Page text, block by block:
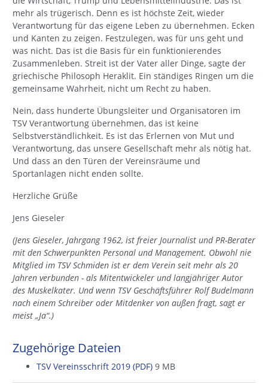
mehr als trügerisch. Denn es ist höchste Zeit, wieder
Verantwortung für das eigene Leben zu übernehmen. Ecken
und Kanten zu zeigen. Festzulegen, was für uns geht und
was nicht. Das ist die Basis für ein funktionierendes
Zusammenleben. Streit ist der Vater aller Dinge, sagte der
griechische Philosoph Heraklit. Ein ständiges Ringen um die
gemeinsame Wahrheit, nicht um Recht zu haben.
Nein, dass hunderte Übungsleiter und Organisatoren im
TSV Verantwortung übernehmen, das ist keine
Selbstverständlichkeit. Es ist das Erlernen von Mut und
Verantwortung, das unsere Gesellschaft mehr als nötig hat.
Und dass an den Türen der Vereinsräume und
Sportanlagen nicht enden sollte.
Herzliche Grüße
Jens Gieseler
(Jens Gieseler, Jahrgang 1962, ist freier Journalist und PR-Berater
mit den Schwerpunkten Personal und Management. Obwohl nie
Mitglied im TSV Schmiden ist er dem Verein seit mehr als 20
Jahren verbunden - als Mitentwickeler und langjähriger Autor
des Muskelkater. Und wenn TSV Geschäftsführer Rolf Budelmann
nach einem Schreiber oder Mitdenker von außen fragt, sagt er
meist „Ja“.)
Zugehörige Dateien
TSV Vereinsschrift 2019 (PDF) 9 MB